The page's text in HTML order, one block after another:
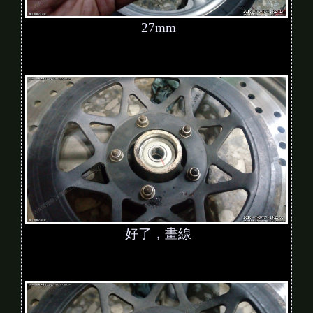
27mm
好了，畫線